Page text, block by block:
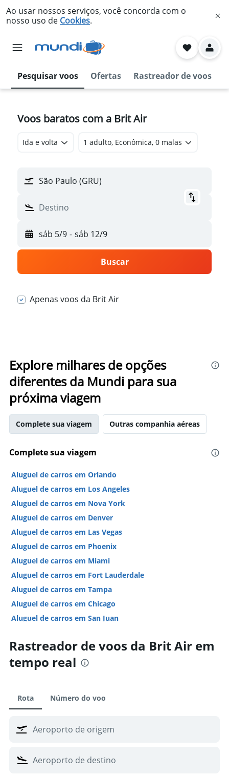
Ao usar nossos serviços, você concorda com o
nosso uso de Cookies.
Pesquisar voos Ofertas Rastreador de voos
Voos baratos com a Brit Air
Ida e volta 1 adulto, Econômica, 0 malas
São Paulo (GRU)
Destino
sáb 5/9 - sáb 12/9
Buscar
Apenas voos da Brit Air
Explore milhares de opções
diferentes da Mundi para sua
próxima viagem
Complete sua viagem Outras companhia aéreas
Complete sua viagem
Aluguel de carros em Orlando
Aluguel de carros em Los Angeles
Aluguel de carros em Nova York
Aluguel de carros em Denver
Aluguel de carros em Las Vegas
Aluguel de carros em Phoenix
Aluguel de carros em Miami
Aluguel de carros em Fort Lauderdale
Aluguel de carros em Tampa
Aluguel de carros em Chicago
Aluguel de carros em San Juan
Hotéis em Las Vegas
Hotéis em Nova York
Hotéis em Cancún
Hotéis em San Diego
Hotéis em Punta Cana
Rastreador de voos da Brit Air em
tempo real
Rota Número do voo